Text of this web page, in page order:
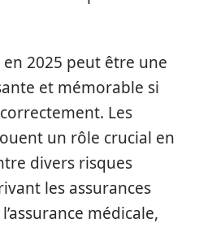
2025 peut être une
et mémorable si
Les
un rôle crucial en
divers risques
les assurances
médicale,